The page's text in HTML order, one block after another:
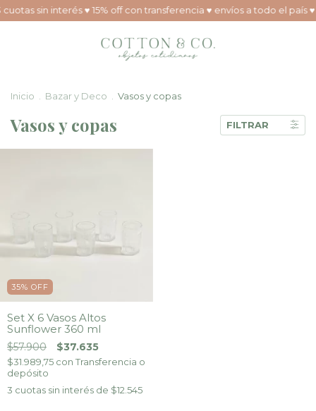
sin interés ♥ 15% off con transferencia ♥ envíos a todo el país ♥
Inicio Bazar y Deco Vasos y copas
Vasos y copas FILTRAR
35% OFF
Set X 6 Vasos Altos
Sunflower 360 ml
$57.900 $37.635
$31.989,75 con Transferencia o
depósito
3 cuotas sin interés de $12.545